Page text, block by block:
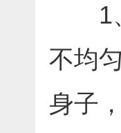
1、
不均
身子